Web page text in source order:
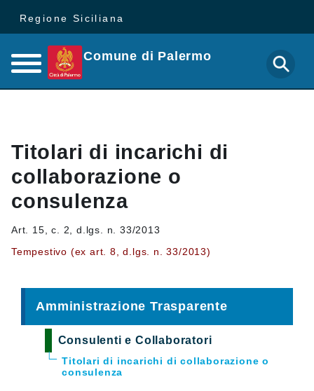
Regione Siciliana
Comune di Palermo
Titolari di incarichi di
collaborazione o
consulenza
Art. 15, c. 2, d.lgs. n. 33/2013
Tempestivo (ex art. 8, d.lgs. n. 33/2013)
Amministrazione Trasparente
Consulenti e Collaboratori
Titolari di incarichi di collaborazione o
consulenza